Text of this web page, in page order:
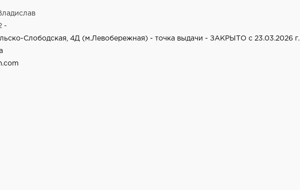
-
Слободская, 4Д (м.Левобережная) - точка выдачи - ЗАКРЫТО с 23.03.2026 г.